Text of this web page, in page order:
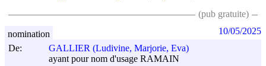
(pub gratuite)
De:
GALLIER (Ludivine, Marjorie, Eva)
ayant pour nom d'usage RAMAIN
nomination 10/05/2025